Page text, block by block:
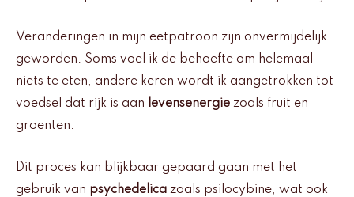
Veranderingen in mijn eetpatroon zijn onvermijdelijk
geworden. Soms voel ik de behoefte om helemaal
niets te eten, andere keren wordt ik aangetrokken tot
voedsel dat rijk is aan
levensenergie zoals fruit en
groenten.
Dit proces kan blijkbaar gepaard gaan met het
gebruik van psychedelica zoals psilocybine, wat ook